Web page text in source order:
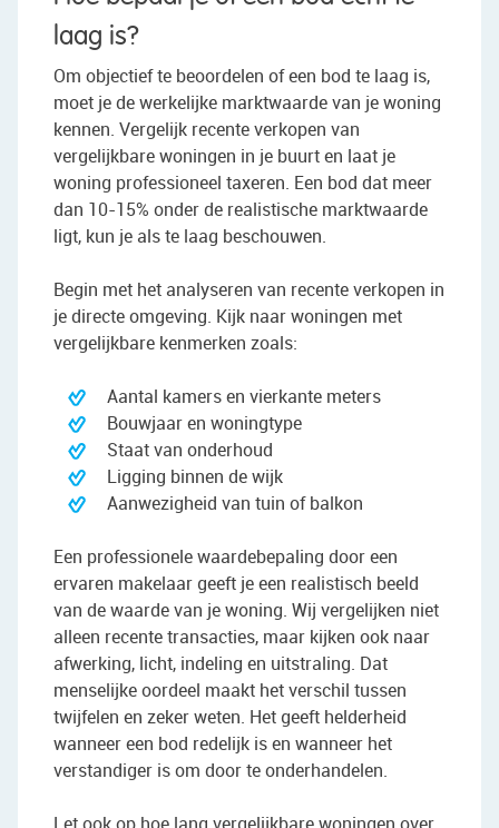
laag is?
Om objectief te beoordelen of een bod te laag is,
moet je de werkelijke marktwaarde van je woning
kennen. Vergelijk recente verkopen van
vergelijkbare woningen in je buurt en laat je
woning professioneel taxeren. Een bod dat meer
dan 10-15% onder de realistische marktwaarde
ligt, kun je als te laag beschouwen.
Begin met het analyseren van recente verkopen in
je directe omgeving. Kijk naar woningen met
vergelijkbare kenmerken zoals:
Aantal kamers en vierkante meters
Bouwjaar en woningtype
Staat van onderhoud
Ligging binnen de wijk
Aanwezigheid van tuin of balkon
Een professionele waardebepaling door een
ervaren makelaar geeft je een realistisch beeld
van de waarde van je woning. Wij vergelijken niet
alleen recente transacties, maar kijken ook naar
afwerking, licht, indeling en uitstraling. Dat
menselijke oordeel maakt het verschil tussen
twijfelen en zeker weten. Het geeft helderheid
wanneer een bod redelijk is en wanneer het
verstandiger is om door te onderhandelen.